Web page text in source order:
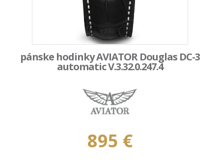
pánske hodinky AVIATOR Douglas DC-3
automatic V.3.32.0.247.4
895 €